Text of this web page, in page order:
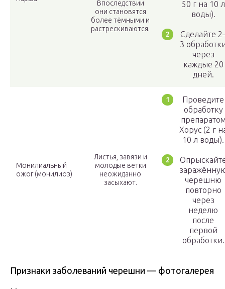
Впоследствии
они становятся
более тёмными и
растрескиваются.
50 г на 10 л
воды).
Сделайте
3
через
каждые 20
дней.
Монилиальный
ожог (монилиоз)
Листья, завязи и
молодые ветки
неожиданно
засыхают.
Проведите
обработку
Хорус (2 г
10 л воды).
черешню
повторно
через
неделю
после
первой
обработки.
Признаки заболеваний черешни — фотогалерея